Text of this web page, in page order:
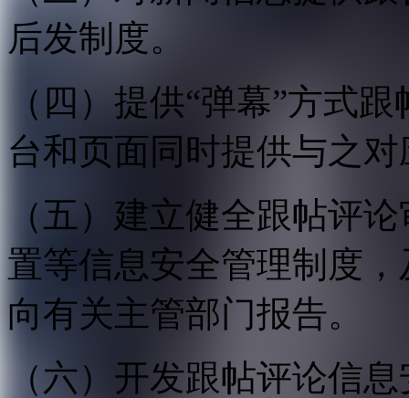
后发制度。
（四）提供“弹幕”方式
台和页面同时提供与之
（五）建立健全跟帖评
置等信息安全管理制度
向有关主管部门报告。
（六）开发跟帖评论信